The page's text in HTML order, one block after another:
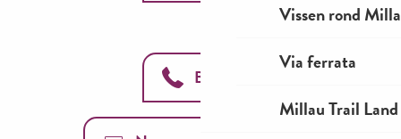
Vissen rond
Via ferrata
Millau Trail Land
Bel ons